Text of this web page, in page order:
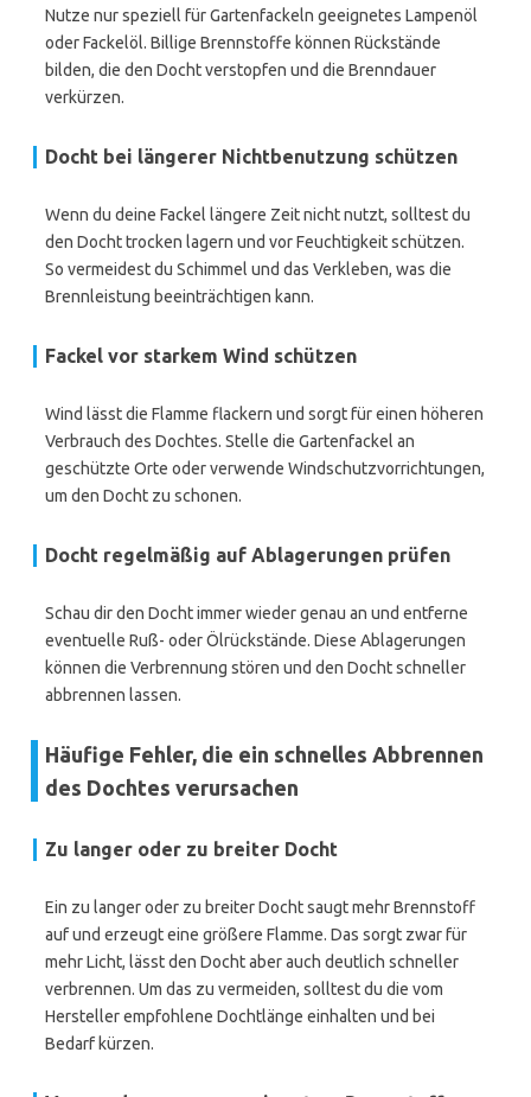
Nutze nur speziell für Gartenfackeln geeignetes Lampenöl
oder Fackelöl. Billige Brennstoffe können Rückstände
bilden, die den Docht verstopfen und die Brenndauer
verkürzen.
Docht bei längerer Nichtbenutzung schützen
Wenn du deine Fackel längere Zeit nicht nutzt, solltest du
den Docht trocken lagern und vor Feuchtigkeit schützen.
So vermeidest du Schimmel und das Verkleben, was die
Brennleistung beeinträchtigen kann.
Fackel vor starkem Wind schützen
Wind lässt die Flamme flackern und sorgt für einen höheren
Verbrauch des Dochtes. Stelle die Gartenfackel an
geschützte Orte oder verwende Windschutzvorrichtungen,
um den Docht zu schonen.
Docht regelmäßig auf Ablagerungen prüfen
Schau dir den Docht immer wieder genau an und entferne
eventuelle Ruß- oder Ölrückstände. Diese Ablagerungen
können die Verbrennung stören und den Docht schneller
abbrennen lassen.
Häufige Fehler, die ein schnelles Abbrennen
des Dochtes verursachen
Zu langer oder zu breiter Docht
Ein zu langer oder zu breiter Docht saugt mehr Brennstoff
auf und erzeugt eine größere Flamme. Das sorgt zwar für
mehr Licht, lässt den Docht aber auch deutlich schneller
verbrennen. Um das zu vermeiden, solltest du die vom
Hersteller empfohlene Dochtlänge einhalten und bei
Bedarf kürzen.